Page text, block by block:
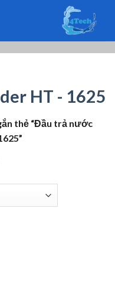
HT - 1625
thẻ “Đầu trả nước